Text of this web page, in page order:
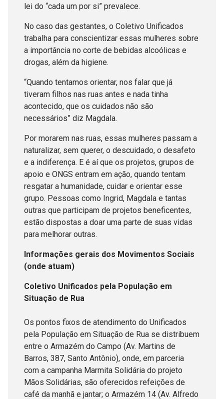
lei do “cada um por si” prevalece.
No caso das gestantes, o Coletivo Unificados
trabalha para conscientizar essas mulheres sobre
a importância no corte de bebidas alcoólicas e
drogas, além da higiene.
“Quando tentamos orientar, nos falar que já
tiveram filhos nas ruas antes e nada tinha
acontecido, que os cuidados não são
necessários” diz Magdala.
Por morarem nas ruas, essas mulheres passam a
naturalizar, sem querer, o descuidado, o desafeto
e a indiferença. E é aí que os projetos, grupos de
apoio e ONGS entram em ação, quando tentam
resgatar a humanidade, cuidar e orientar esse
grupo. Pessoas como Ingrid, Magdala e tantas
outras que participam de projetos beneficentes,
estão dispostas a doar uma parte de suas vidas
para melhorar outras.
Informações gerais dos Movimentos Sociais
(onde atuam)
Coletivo Unificados pela População em
Situação de Rua
Os pontos fixos de atendimento do Unificados
pela População em Situação de Rua se distribuem
entre o Armazém do Campo (Av. Martins de
Barros, 387, Santo Antônio), onde, em parceria
com a campanha Marmita Solidária do projeto
Mãos Solidárias, são oferecidos refeições de
café da manhã e jantar; o Armazém 14 (Av. Alfredo